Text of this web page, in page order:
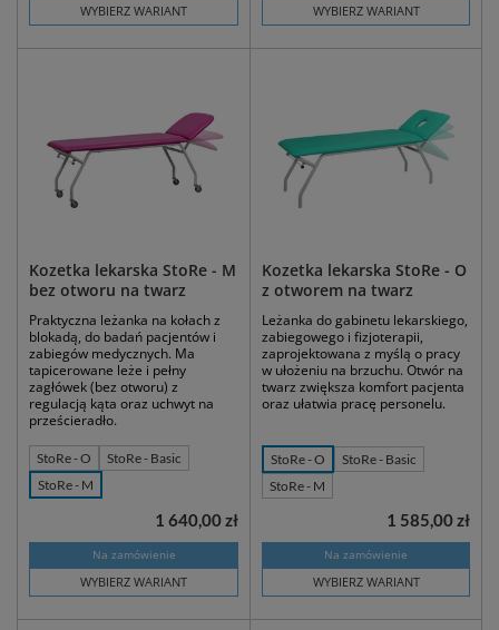
WYBIERZ WARIANT WYBIERZ WARIANT
Kozetka lekarska StoRe - M
bez otworu na twarz
Praktyczna leżanka na kołach z
blokadą, do badań pacjentów i
zabiegów medycznych. Ma
tapicerowane leże i pełny
zagłówek (bez otworu) z
regulacją kąta oraz uchwyt na
prześcieradło.
StoRe - O
StoRe - Basic
StoRe - M
Na zamówienie
WYBIERZ WARIANT
1 640,00 zł
Kozetka lekarska StoRe - O
z otworem na twarz
Leżanka do gabinetu lekarskiego,
zabiegowego i fizjoterapii,
zaprojektowana z myślą o pracy
w ułożeniu na brzuchu. Otwór na
twarz zwiększa komfort pacjenta
oraz ułatwia pracę personelu.
StoRe - O
StoRe - Basic
StoRe - M
Na zamówienie
WYBIERZ WARIANT
1 585,00 zł